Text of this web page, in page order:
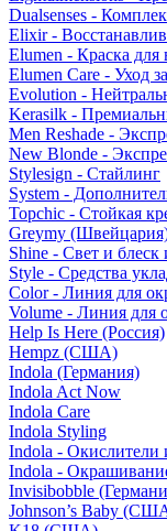
Dualsenses -
Elixir -
Elumen - Краска для
Elumen Care - Уход
Evolution -
Kerasilk -
Men Reshade -
New Blonde -
Stylesign - Стайлинг
System -
Topchic - Стойкая
Greymy
Shine - Свет и блеск
Style - Средства
Color - Линия для
Volume - Линия для
Help Is Here (Россия)
Hempz (США)
Indola (Германия)
Indola Act Now
Indola Care
Indola Styling
Indola - Окислители
Indola -
Invisibobble
Johnson’s Baby